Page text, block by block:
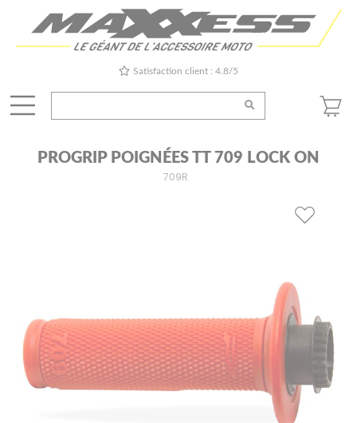
Satisfaction client : 4.8/5
PROGRIP POIGNÉES TT 709 LOCK ON
709R